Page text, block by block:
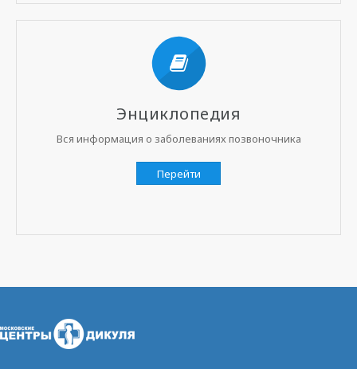
Энциклопедия
Вся информация о заболеваниях позвоночника
Перейти